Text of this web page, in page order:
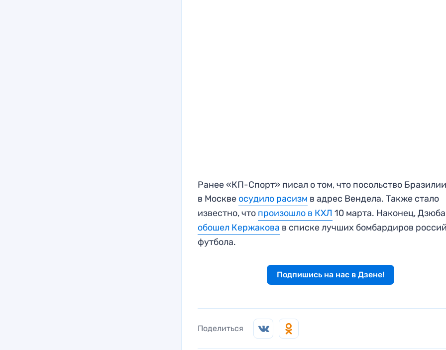
Ранее «КП-Спорт» писал о том, что посольство
в Москве осудило расизм в адрес Вендела. Также стало
известно, что произошло в КХЛ 10 марта. Наконец, Дзюба
обошел Кержакова в списке лучших бомбардиров
футбола.
Подпишись на нас в Дзене!
Поделиться